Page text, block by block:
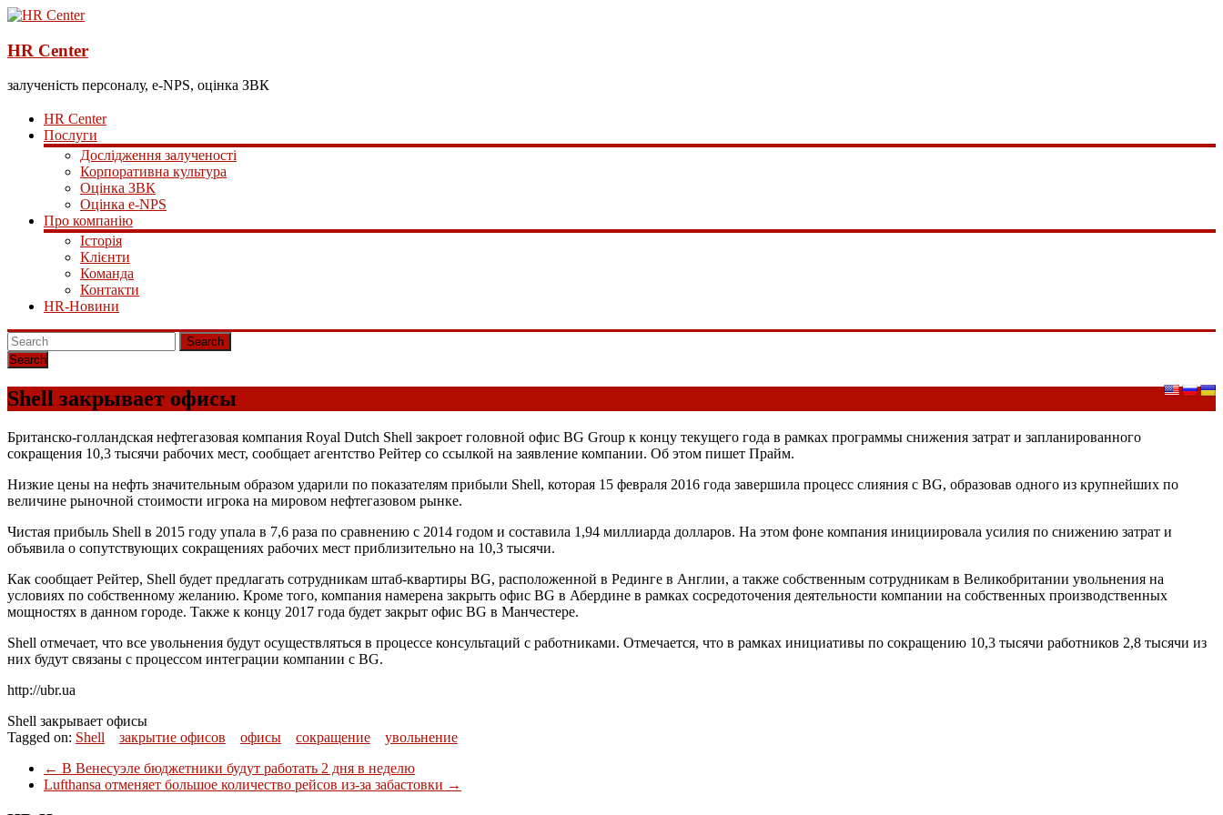
HR Center
залученість персоналу, e-NPS, оцінка ЗВК
HR Center
Послуги
Дослідження залученості
Корпоративна культура
Оцінка ЗВК
Оцінка e-NPS
Про компанію
Історія
Клієнти
Команда
Контакти
HR-Новини
Search
Shell закрывает офисы
Британско-голландская нефтегазовая компания Royal Dutch Shell закроет головной офис BG Group к концу текущего года в рамках программы снижения затрат и запланированного
сокращения 10,3 тысячи рабочих мест, сообщает агентство Рейтер со ссылкой на заявление компании. Об этом пишет Прайм.
Низкие цены на нефть значительным образом ударили по показателям прибыли Shell, которая 15 февраля 2016 года завершила процесс слияния с BG, образовав одного из крупнейших по
величине рыночной стоимости игрока на мировом нефтегазовом рынке.
Чистая прибыль Shell в 2015 году упала в 7,6 раза по сравнению с 2014 годом и составила 1,94 миллиарда долларов. На этом фоне компания инициировала усилия по снижению затрат и
объявила о сопутствующих сокращениях рабочих мест приблизительно на 10,3 тысячи.
Как сообщает Рейтер, Shell будет предлагать сотрудникам штаб-квартиры BG, расположенной в Рединге в Англии, а также собственным сотрудникам в Великобритании увольнения на
условиях по собственному желанию. Кроме того, компания намерена закрыть офис BG в Абердине в рамках сосредоточения деятельности компании на собственных производственных
мощностях в данном городе. Также к концу 2017 года будет закрыт офис BG в Манчестере.
Shell отмечает, что все увольнения будут осуществляться в процессе консультаций с работниками. Отмечается, что в рамках инициативы по сокращению 10,3 тысячи работников 2,8 тысячи из
них будут связаны с процессом интеграции компании с BG.
http://ubr.ua
Shell закрывает офисы
Tagged on: Shell закрытие офисов офисы сокращение
увольнение
← В Венесуэле бюджетники будут работать 2 дня в неделю
Lufthansa отменяет большое количество рейсов из-за забастовки →